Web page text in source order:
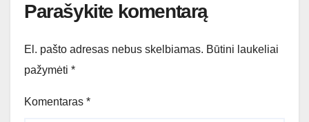
Parašykite komentarą
El. pašto adresas nebus skelbiamas. Būtini laukeliai
pažymėti *
Komentaras *